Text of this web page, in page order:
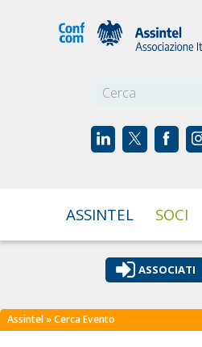
ASSINTEL SOCI
ASSOCIATI
Assintel » Cerca Evento